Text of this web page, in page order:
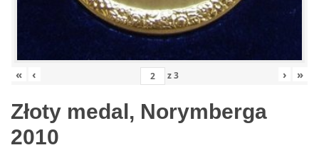
« ‹ z3 › »
Złoty medal, Norymberga
2010